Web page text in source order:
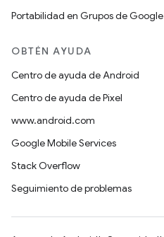
Portabilidad en Grupos de Google
OBTÉN AYUDA
Centro de ayuda de Android
Centro de ayuda de Pixel
www.android.com
Google Mobile Services
Stack Overflow
Seguimiento de problemas